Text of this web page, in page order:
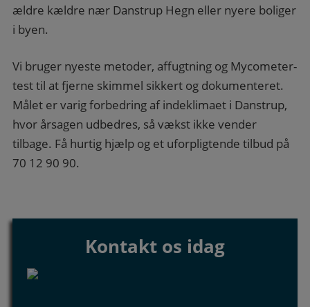
ældre kældre nær Danstrup Hegn eller nyere boliger
i byen.
Vi bruger nyeste metoder, affugtning og Mycometer-
test til at fjerne skimmel sikkert og dokumenteret.
Målet er varig forbedring af indeklimaet i Danstrup,
hvor årsagen udbedres, så vækst ikke vender
tilbage. Få hurtig hjælp og et uforpligtende tilbud på
70 12 90 90.
Kontakt os idag